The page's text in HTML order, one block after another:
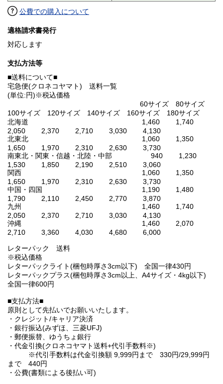
公費での購入について
適格請求書発行
対応します
支払方法等
■送料について■
宅急便(クロネコヤマト) 送料一覧
(単位:円)※税込価格
60サイズ 80サイズ
100サイズ 120サイズ 140サイズ 160サイズ 180サイズ
北海道 1,460 1,740
2,050 2,370 2,710 3,030 4,130
北東北 1,060 1,350
1,650 1,970 2,310 2,630 3,730
南東北・関東・信越・北陸・中部 940 1,230
1,530 1,850 2,190 2,510 3,060
関西 1,060 1,350
1,650 1,970 2,310 2,630 3,730
中国・四国 1,190 1,480
1,790 2,110 2,450 2,770 3,870
九州 1,460 1,740
2,050 2,370 2,710 3,030 4,130
沖縄 1,460 2,070
2,710 3,360 4,030 4,680 6,000
レターパック 送料
※税込価格
レターパックライト(梱包時厚さ3cm以下) 全国一律430円
レターパックプラス(梱包時厚さ3cm以上、A4サイズ・4kg以下)
全国一律600円
■支払方法■
原則として先払いでお願いいたします。
・クレジット/キャリア決済
・銀行振込(みずほ、三菱UFJ)
・郵便振替、ゆうちょ銀行
・代金引換(クロネコヤマト送料+代引手数料※)
※代引手数料は代金引換額 9,999円まで 330円/29,999円
まで 440円
・公費(書類による後払い可)